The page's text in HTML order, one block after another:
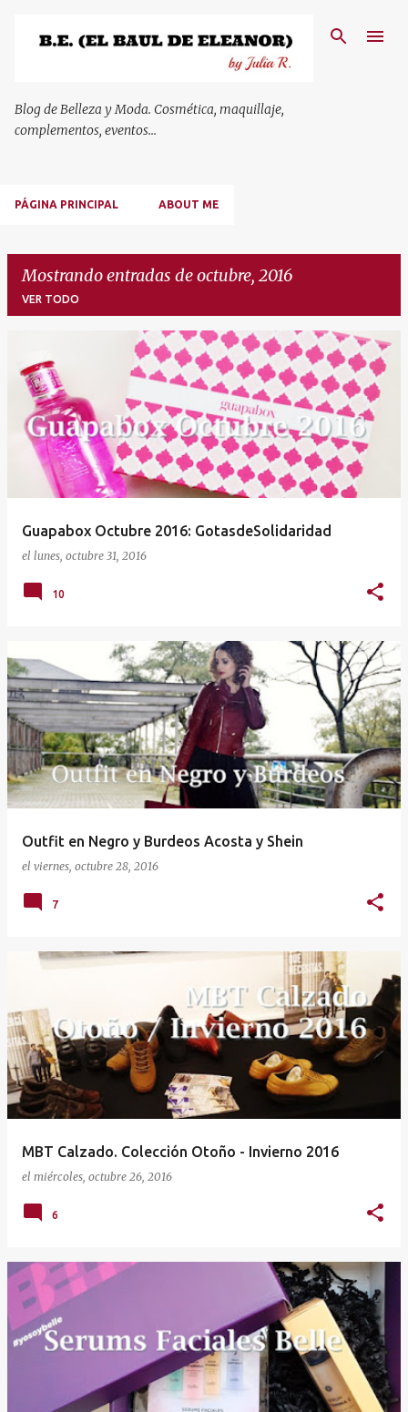
Blog de Belleza y Moda. Cosmética, maquillaje,
complementos, eventos...
PÁGINA PRINCIPAL ABOUT ME
Mostrando entradas de octubre, 2016
VER TODO
Guapabox Octubre 2016: GotasdeSolidaridad
el lunes, octubre 31, 2016
10
Outfit en Negro y Burdeos Acosta y Shein
el viernes, octubre 28, 2016
7
MBT Calzado. Colección Otoño - Invierno 2016
el miércoles, octubre 26, 2016
6